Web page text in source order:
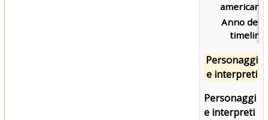
americano:
Anno della
timeline:
Personaggi
e interpreti
Personaggi
e interpreti